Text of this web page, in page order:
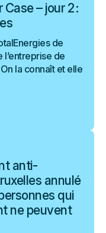
Case – jour 2 :
de
l’entreprise de
la connaît et elle
anti-
annulé
qui
ne peuvent